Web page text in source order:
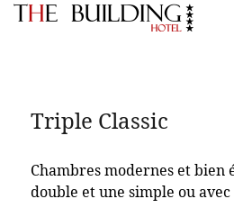
Triple Classic
Chambres modernes et bien
double et une simple ou